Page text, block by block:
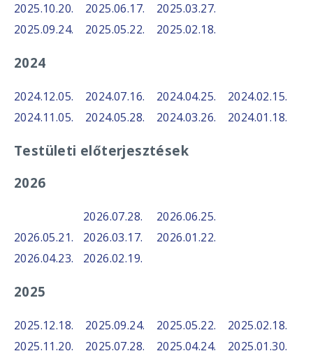
2025.10.20.
2025.06.17.
2025.03.27.
2025.09.24.
2025.05.22. 2025.02.18.
2024
2024.12.05. 2024.07.16. 2024.04.25.
2024.02.15.
2024.11.05.
2024.05.28. 2024.03.26. 2024.01.18.
Testületi előterjesztések
2026
2026.07.28.
2026.06.25.
2026.05.21.
2026.03.17.
2026.01.22.
2026.04.23.
2026.02.19.
2025
2025.12.18. 2025.09.24. 2025.05.22.
2025.02.18.
2025.11.20.
2025.07.28. 2025.04.24.
2025.01.30.